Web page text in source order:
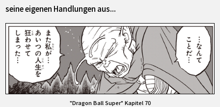
seine eigenen Handlungen aus...
"Dragon Ball Super" Kapitel 70